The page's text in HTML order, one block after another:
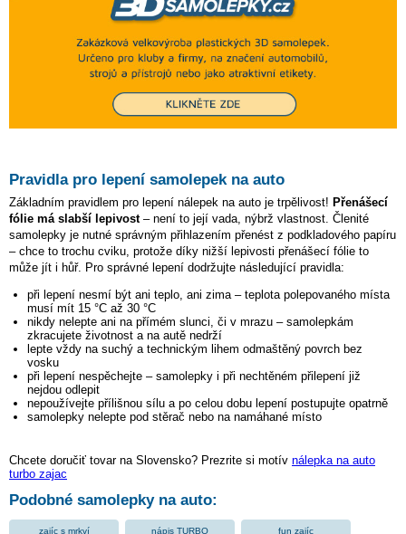
Pravidla pro lepení samolepek na auto
Základním pravidlem pro lepení nálepek na auto je trpělivost! Přenášecí
fólie má slabší lepivost– není to její vada, nýbrž vlastnost. Členité
samolepky je nutné správným přihlazením přenést z podkladového papíru
– chce to trochu cviku, protože díky nižší lepivosti přenášecí fólie to
může jít i hůř. Pro správné lepení dodržujte následující pravidla:
při lepení nesmí být ani teplo, ani zima – teplota polepovaného místa
musí mít 15 °C až 30 °C
nikdy nelepte ani na přímém slunci, či v mrazu – samolepkám
zkracujete životnost a na autě nedrží
lepte vždy na suchý a technickým lihem odmaštěný povrch bez
vosku
při lepení nespěchejte – samolepky i při nechtěném přilepení již
nejdou odlepit
nepoužívejte přílišnou sílu a po celou dobu lepení postupujte opatrně
samolepky nelepte pod stěrač nebo na namáhané místo
Chcete doručiť tovar na Slovensko? Prezrite si motív nálepka na auto
turbo zajac
Podobné samolepky na auto:
zajíc s mrkví nápis TURBO fun zajíc